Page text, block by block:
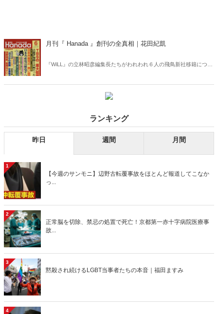
月刊『 Hanada 』創刊の全真相｜花田紀凱
『WiLL』の立林昭彦編集長たちがわれわれ６人の飛鳥新社移籍につい
ランキング
昨日 週間 月間
1
【今週のサンモニ】辺野古転覆事故をほとんど報道してこなか
っ...
2
正常脳を切除、禁忌の処置で死亡！京都第一赤十字病院医療事
故...
3
黙殺され続けるLGBT当事者たちの本音｜福田ますみ
4